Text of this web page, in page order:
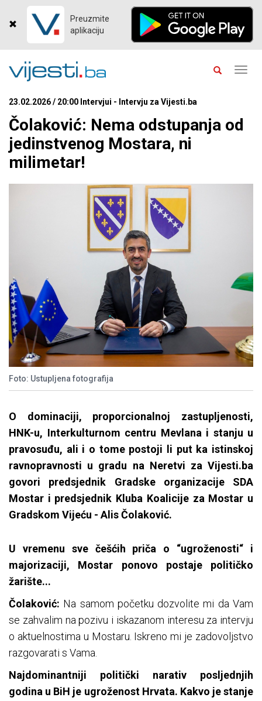
Preuzmite
aplikaciju
23.02.2026 / 20:00 Intervjui - Intervju za Vijesti.ba
Čolaković: Nema odstupanja od
jedinstvenog Mostara, ni
milimetar!
Foto: Ustupljena fotografija
O dominaciji, proporcionalnoj zastupljenosti,
HNK-u, Interkulturnom centru Mevlana i stanju u
pravosuđu, ali i o tome postoji li put ka istinskoj
ravnopravnosti u gradu na Neretvi za Vijesti.ba
govori predsjednik Gradske organizacije SDA
Mostar i predsjednik Kluba Koalicije za Mostar u
Gradskom Vijeću - Alis Čolaković.
U vremenu sve češćih priča o “ugroženosti“ i
majorizaciji, Mostar ponovo postaje političko
žarište...
Čolaković: Na samom početku dozvolite mi da Vam
se zahvalim na pozivu i iskazanom interesu za intervju
o aktuelnostima u Mostaru. Iskreno mi je zadovoljstvo
razgovarati s Vama.
Najdominantniji politički narativ posljednjih
godina u BiH je ugroženost Hrvata. Kakvo je stanje